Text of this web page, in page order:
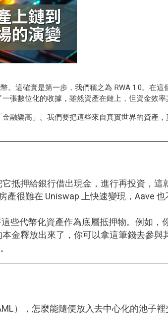
。這確實是第一步，我們稱之為 RWA 1.0。在
張數位化的收據，雖然資產在鏈上，但資金效
融樂高」。我們要把這些來自真實世界的資產
抵押給銀行借出現金，進行再投資，
產很難在 Uniswap 上快速變現，Aave
些代幣化資產作為底層抵押物。例如，
金釋放出來了，你可以拿這筆錢去參
），怎麼能隨便放入去中心化的池子